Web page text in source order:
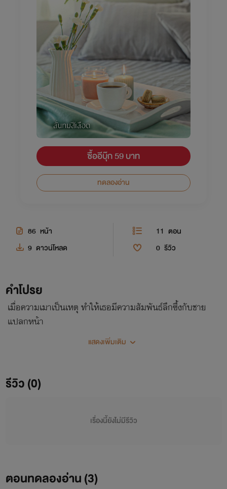
ซื้ออีบุ๊ก 59 บาท
ทดลองอ่าน
86 หน้า 11 ตอน
9 ดาวน์โหลด 0 รีวิว
คำโปรย
เมื่อความเมาเป็นเหตุ ทำให้เธอมีความสัมพันธ์ลึกซึ้งกับชาย
แปลกหน้า
แสดงเพิ่มเติม
รีวิว (0)
เรื่องนี้ยังไม่มีรีวิว
ตอนทดลองอ่าน (3)